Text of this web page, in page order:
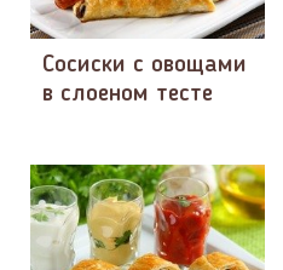
Сосиски с овощами
в слоеном тесте